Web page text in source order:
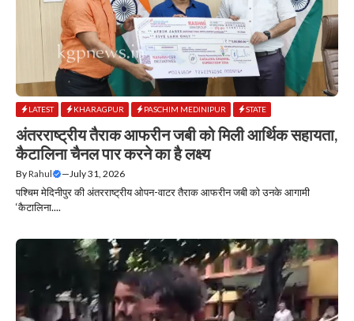
LATEST KHARAGPUR PASCHIM MEDINIPUR STATE
अंतरराष्ट्रीय तैराक आफरीन जबी को मिली आर्थिक सहायता,
कैटालिना चैनल पार करने का है लक्ष्य
ByRahul —July 31, 2026
पश्चिम मेदिनीपुर की अंतरराष्ट्रीय ओपन-वाटर तैराक आफरीन जबी को उनके आगामी
‘कैटालिना....